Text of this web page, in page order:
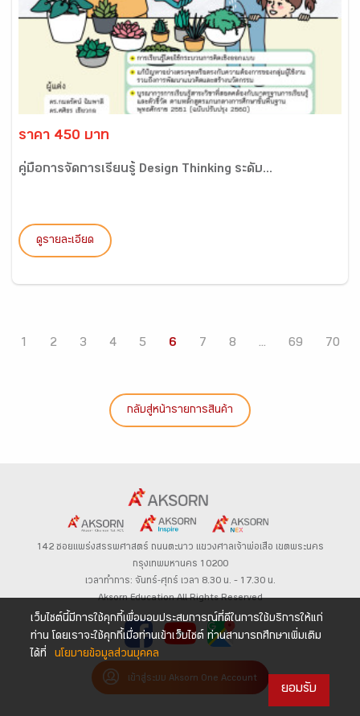
ราคา 450 บาท
คู่มือการจัดการเรียนรู้ Design Thinking ระดับ...
ดูรายละเอียด
1 2 3 4 5 6 7 8 ... 69 70
กลับสู่หน้ารายการสินค้า
142 ซอยแพร่งสรรพศาสตร์ ถนนตะนาว แขวงศาลเจ้าพ่อเสือ เขตพระนคร
กรุงเทพมหานคร 10200
เวลาทำการ: จันทร์-ศุกร์ เวลา 8.30 น. – 17.30 น.
Aksorn Education All Rights Reserved
เข้าสู่ระบบ Aksorn One Account
เว็บไซต์นี้มีการใช้คุกกี้เพื่อมอบประสบการณ์ที่ดีในการใช้บริการให้แก่
ท่าน โดยเราจะใช้คุกกี้เมื่อท่านเข้าเว็บไซต์ ท่านสามารถศึกษาเพิ่มเติม
ได้ที่
นโยบายข้อมูลส่วนบุคคล
ยอมรับ